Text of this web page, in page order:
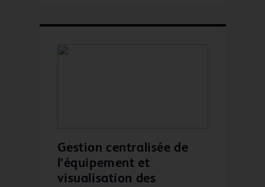
Gestion centralisée de
l’équipement et
visualisation des